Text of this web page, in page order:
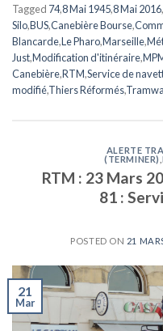
Tagged 74,8 Mai 1945,8 Mai 2016,
Silo,BUS,Canebière Bourse,
Blancarde,Le Pharo,Marseille,
Just,Modification d'itinéraire,
Canebière,RTM,Service de
modifié,Thiers Réformés,
ALERTE
(TERMINER) ,
RTM : 23 Mars
81 :
POSTED ON 21
21
Mar